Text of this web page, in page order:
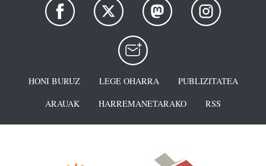
HONI BURUZ LEGE OHARRA
PUBLIZITATEA
ARAUAK
HARREMANETARAKO RSS